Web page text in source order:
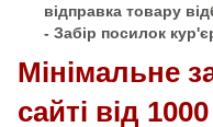
відправка товару
- Забір посилок
Мінімальне
сайті від